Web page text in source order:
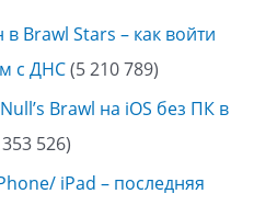
Brawl Stars – как войти
с ДНС(5 210 789)
Brawl на iOS без ПК в
526)
iPad – последняя